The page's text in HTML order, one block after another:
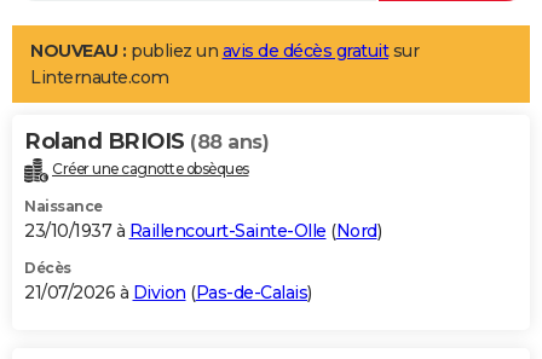
LIFESTYLE
Art de vivre
Bien-être
Loisirs
Mode
Modes de vie
Alimentation
Guide de la santé
Maladies
Médicaments
Sommeil
VOYAGE
Destinations
City break
Voyage nature
Voyage de noces
Forum
Climat
+PHOTO
GUIDES D'ACHAT
BONS PLANS
NOUVEAU : publiez un avis de décès gratuitsur
Linternaute.com
Roland BRIOIS (88 ans)
Créer une cagnotte obsèques
Naissance
23/10/1937 à Raillencourt-Sainte-Olle (Nord)
Décès
21/07/2026 à Divion (Pas-de-Calais)